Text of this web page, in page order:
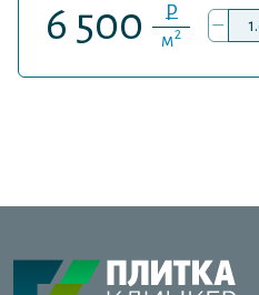
6 500 P
м2 –